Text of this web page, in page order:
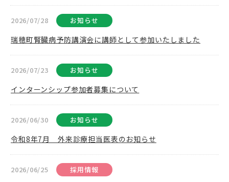
2026/07/28 お知らせ
瑞穂町腎臓病予防講演会に講師として参加いたしました
2026/07/23 お知らせ
インターンシップ参加者募集について
2026/06/30 お知らせ
令和8年7月 外来診療担当医表のお知らせ
2026/06/25 採用情報